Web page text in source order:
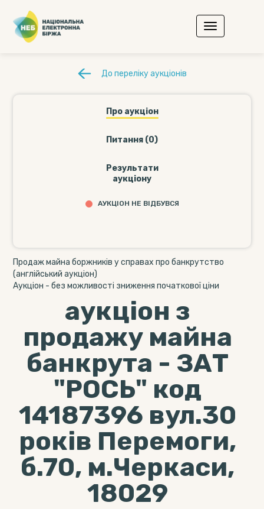
До переліку аукціонів
Про аукціон
Питання (0)
Результати
аукціону
АУКЦІОН НЕ ВІДБУВСЯ
Продаж майна боржників у справах про банкрутство
(англійський аукціон)
Aукціон - без можливості зниження початкової ціни
аукціон з
продажу майна
банкрута - ЗАТ
"РОСЬ" код
14187396 вул.30
років Перемоги,
б.70, м.Черкаси,
18029